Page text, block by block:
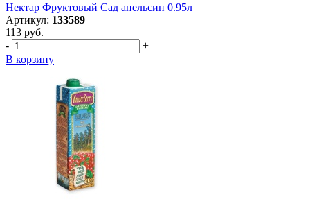
Нектар Фруктовый Сад апельсин 0.95л
Артикул: 133589
113 руб.
-
+
В корзину